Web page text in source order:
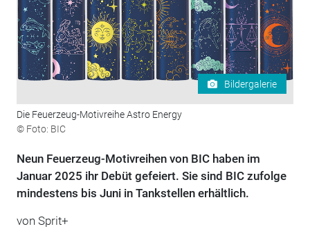
Bildergalerie
Die Feuerzeug-Motivreihe Astro Energy
© Foto: BIC
Neun Feuerzeug-Motivreihen von BIC haben im
Januar 2025 ihr Debüt gefeiert. Sie sind BIC zufolge
mindestens bis Juni in Tankstellen erhältlich.
von Sprit+